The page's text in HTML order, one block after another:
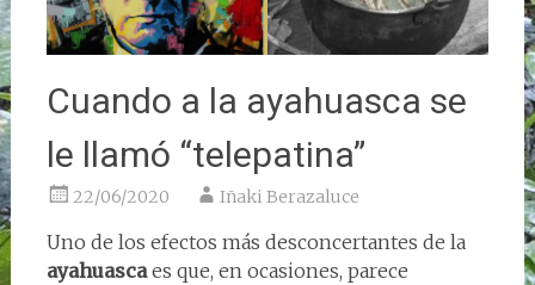
Cuando a la ayahuasca se
le llamó “telepatina”
22/06/2020 Iñaki Berazaluce
Uno de los efectos más desconcertantes de la
ayahuascaes que, en ocasiones, parece